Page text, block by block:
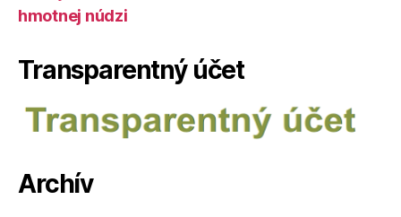
hmotnej núdzi
Transparentný účet
Archív